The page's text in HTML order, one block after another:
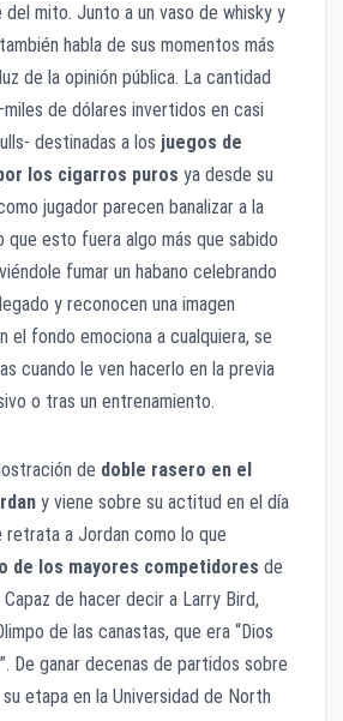
del mito. Junto a un vaso de whisky y
habla de sus momentos más
de la opinión pública. La cantidad
de dólares invertidos en casi
destinadas a los juegos de
los cigarros puros ya desde su
jugador parecen banalizar a la
que esto fuera algo más que sabido
fumar un habano celebrando
y reconocen una imagen
el fondo emociona a cualquiera, se
cuando le ven hacerlo en la previa
o tras un entrenamiento.
de doble rasero en el
y viene sobre su actitud en el día
retrata a Jordan como lo que
de los mayores competidores de
de hacer decir a Larry Bird,
de las canastas, que era “Dios
De ganar decenas de partidos sobre
etapa en la Universidad de North